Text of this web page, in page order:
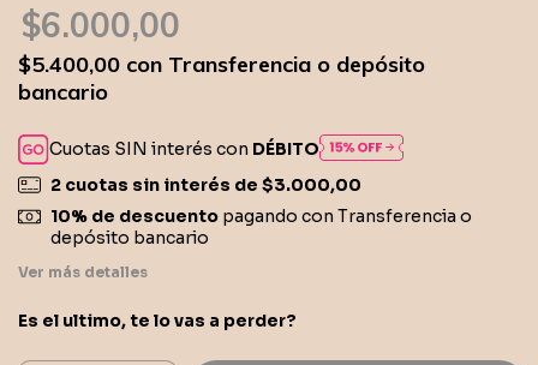
$6.000,00
$5.400,00 con Transferencia o depósito
bancario
Cuotas SIN interés con DÉBITO
2 cuotas sin interés de $3.000,00
10% de descuentopagando con Transferencia o
depósito bancario
Ver más detalles
Es el ultimo, te lo vas a perder?